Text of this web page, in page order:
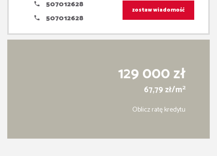
507012628
507012628
zostaw wiadomość
129 000 zł
67,79 zł/m2
Oblicz ratę kredytu